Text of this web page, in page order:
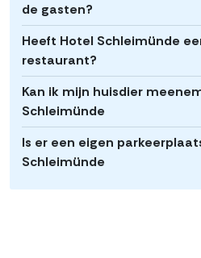
de gasten?
Heeft Hotel Schleimünde
restaurant?
Kan ik mijn huisdier
Schleimünde
Is er een eigen
Schleimünde